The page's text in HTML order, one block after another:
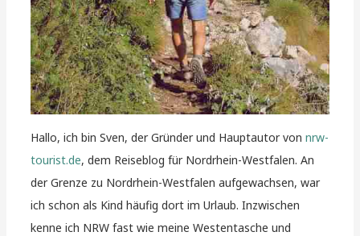
Hallo, ich bin Sven, der Gründer und Hauptautor vonnrw-
tourist.de, dem Reiseblog für Nordrhein-Westfalen. An
der Grenze zu Nordrhein-Westfalen aufgewachsen, war
ich schon als Kind häufig dort im Urlaub. Inzwischen
kenne ich NRW fast wie meine Westentasche und